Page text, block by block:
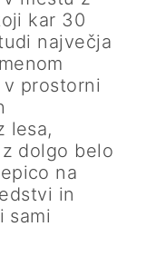
kar 30
največja
v prostorni
lesa,
dolgo belo
na
in
sami